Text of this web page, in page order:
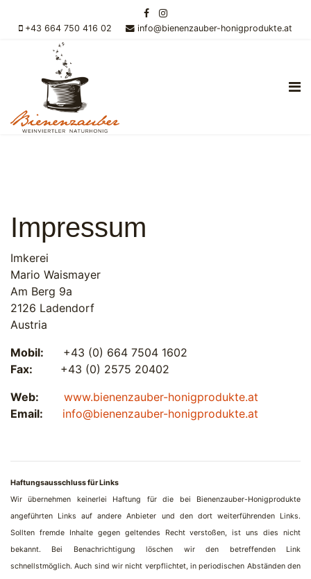
+43 664 750 416 02 info@bienenzauber-honigprodukte.at
Impressum
Imkerei
Mario Waismayer
Am Berg 9a
2126 Ladendorf
Austria
Mobil: +43 (0) 664 7504 1602
Fax: +43 (0) 2575 20402
Web: www.bienenzauber-honigprodukte.at
Email: info@bienenzauber-honigprodukte.at
Haftungsausschluss für Links
Wir übernehmen keinerlei Haftung für die bei Bienenzauber-Honigprodukte
angeführten Links auf andere Anbieter und den dort weiterführenden Links.
Sollten fremde Inhalte gegen geltendes Recht verstoßen, ist uns dies nicht
bekannt. Bei Benachrichtigung löschen wir den betreffenden Link
schnellstmöglich. Auch sind wir nicht verpflichtet, in periodischen Abständen den